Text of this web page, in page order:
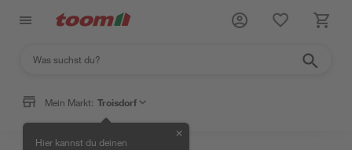
Mein Markt: Troisdorf
Hier kannst du deinen
✕